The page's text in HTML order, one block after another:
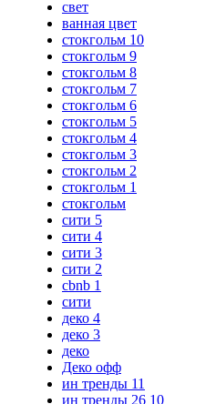
свет
ванная цвет
стокгольм 10
стокгольм 9
стокгольм 8
стокгольм 7
стокгольм 6
стокгольм 5
стокгольм 4
стокгольм 3
стокгольм 2
стокгольм 1
стокгольм
сити 5
сити 4
сити 3
сити 2
cbnb 1
сити
деко 4
деко 3
деко
Деко офф
ин тренды 11
ин тренды 26 10